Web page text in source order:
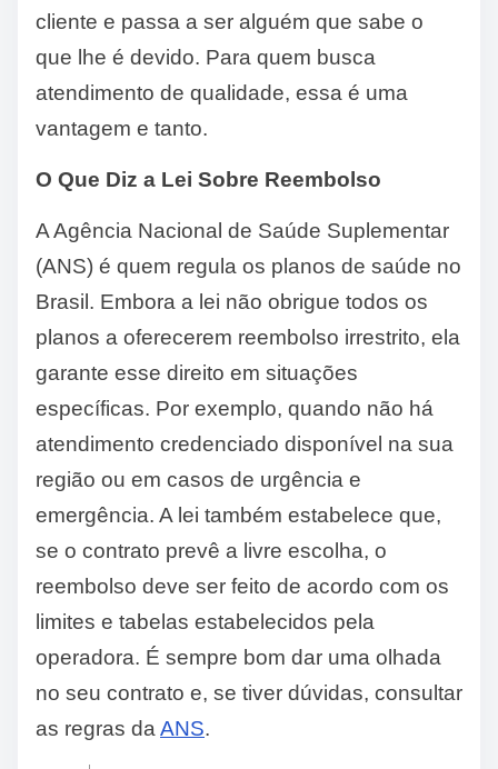
cliente e passa a ser alguém que sabe o
que lhe é devido. Para quem busca
atendimento de qualidade, essa é uma
vantagem e tanto.
O Que Diz a Lei Sobre Reembolso
A Agência Nacional de Saúde Suplementar
(ANS) é quem regula os planos de saúde no
Brasil. Embora a lei não obrigue todos os
planos a oferecerem reembolso irrestrito, ela
garante esse direito em situações
específicas. Por exemplo, quando não há
atendimento credenciado disponível na sua
região ou em casos de urgência e
emergência. A lei também estabelece que,
se o contrato prevê a livre escolha, o
reembolso deve ser feito de acordo com os
limites e tabelas estabelecidos pela
operadora. É sempre bom dar uma olhada
no seu contrato e, se tiver dúvidas, consultar
as regras da ANS.